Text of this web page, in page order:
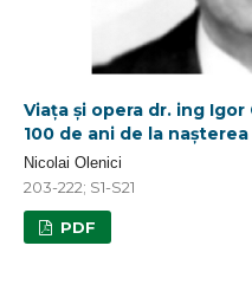
Viața și opera dr. ing
100 de ani de la nașterea
Nicolai Olenici
203-222; S1-S21
PDF